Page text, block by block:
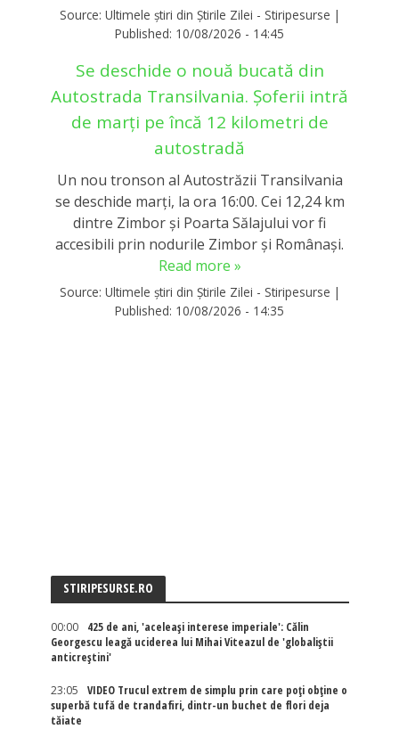
Source: Ultimele știri din Știrile Zilei - Stiripesurse |
Published: 10/08/2026 - 14:45
Se deschide o nouă bucată din
Autostrada Transilvania. Șoferii intră
de marți pe încă 12 kilometri de
autostradă
Un nou tronson al Autostrăzii Transilvania
se deschide marți, la ora 16:00. Cei 12,24 km
dintre Zimbor și Poarta Sălajului vor fi
accesibili prin nodurile Zimbor și Românași.
Read more »
Source: Ultimele știri din Știrile Zilei - Stiripesurse |
Published: 10/08/2026 - 14:35
STIRIPESURSE.RO
00:00
425 de ani, 'aceleași interese imperiale': Călin
Georgescu leagă uciderea lui Mihai Viteazul de 'globaliștii
anticreștini'
23:05
VIDEO Trucul extrem de simplu prin care poți obține o
superbă tufă de trandafiri, dintr-un buchet de flori deja
tăiate